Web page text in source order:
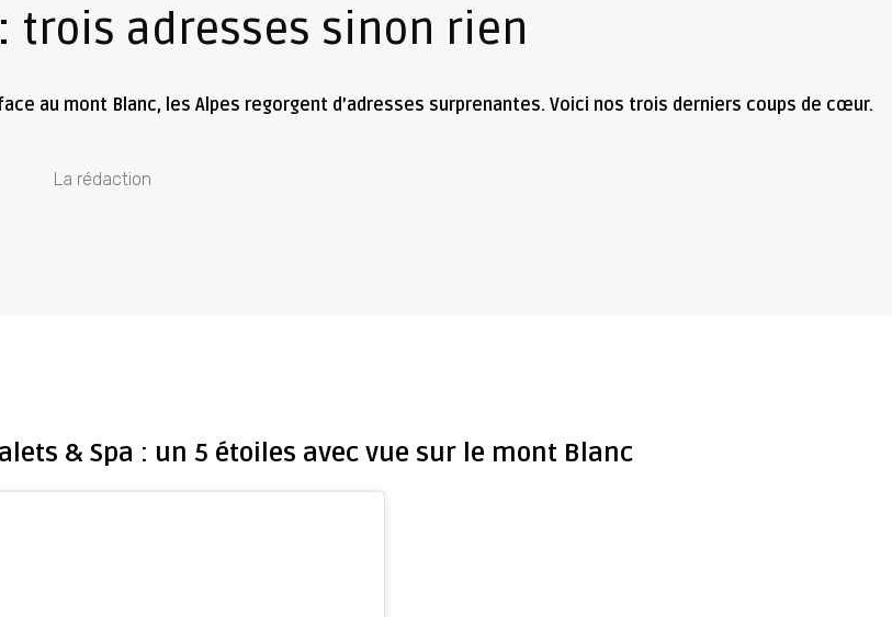
trois adresses sinon rien
au mont Blanc, les Alpes regorgent d’adresses surprenantes. Voici nos trois derniers coups de cœur.
La rédaction
& Spa : un 5 étoiles avec vue sur le mont Blanc